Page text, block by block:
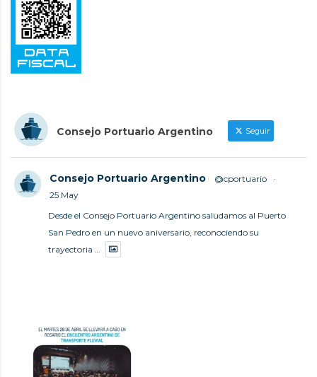
Consejo Portuario Argentino Seguir
Consejo Portuario Argentino @cportuario
·
25 May
Desde el Consejo Portuario Argentino saludamos al Puerto
San Pedro en un nuevo aniversario, reconociendo su
trayectoria